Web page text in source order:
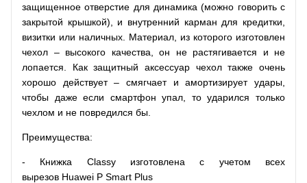
защищенное отверстие для динамика (можно говорить с
закрытой крышкой), и внутренний карман для кредитки,
визитки или наличных. Материал, из которого изготовлен
чехол – высокого качества, он не растягивается и не
лопается. Как защитный аксессуар чехол также очень
хорошо действует – смягчает и амортизирует удары,
чтобы даже если смартфон упал, то ударился только
чехлом и не повредился бы.
Преимущества:
- Книжка Classy изготовлена с учетом всех
вырезов Huawei P Smart Plus